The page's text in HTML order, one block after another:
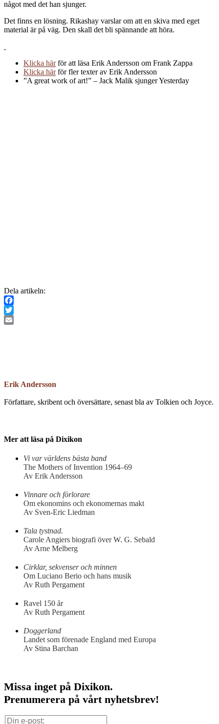
något med det han sjunger.
Det finns en lösning. Rikashay varslar om att en skiva med eget
material är på väg. Den skall det bli spännande att höra.
Klicka härför att läsa Erik Andersson om Frank Zappa
Klicka härför fler texter av Erik Andersson
”A great work of art!” – Jack Malik sjunger Yesterday
Dela artikeln:
Facebook
Twitter
Erik Andersson
Författare, skribent och översättare, senast bla av Tolkien och Joyce.
Mer att läsa på Dixikon
Vi var världens bästa band
The Mothers of Invention 1964–69
Av Erik Andersson
Vinnare och förlorare
Om ekonomins och ekonomernas makt
Av Sven-Eric Liedman
Tala tystnad.
Carole Angiers biografi över W. G. Sebald
Av Arne Melberg
Cirklar, sekvenser och minnen
Om Luciano Berio och hans musik
Av Ruth Pergament
Ravel 150 år
Av Ruth Pergament
Doggerland
Landet som förenade England med Europa
Av Stina Barchan
Missa inget på Dixikon.
Prenumerera på vårt nyhetsbrev!